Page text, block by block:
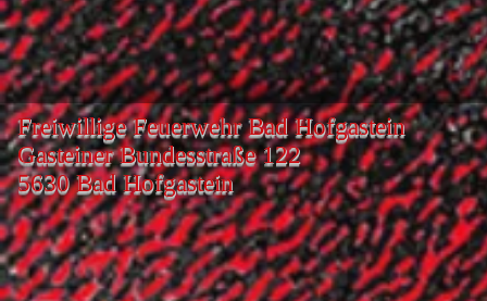
Freiwillige Feuerwehr Bad Hofgastein
Gasteiner Bundesstraße 122
5630 Bad Hofgastein